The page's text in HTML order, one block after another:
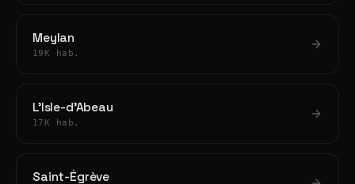
Meylan
19K hab.
L'Isle-d'Abeau
17K hab.
Saint-Égrève